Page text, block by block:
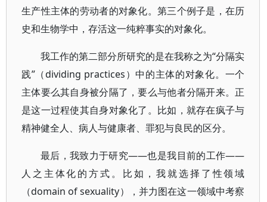
生产性主体的劳动者的对象化。第三个例子是，在历
史和生物学中，存活这一纯粹事实的对象化。
我工作的第二部分所研究的是在我称之为“分隔实
践”（dividing practices）中的主体的对象化。一个
主体要么其自身被分隔了，要么与他者分隔开来。正
是这一过程使其自身对象化了。比如，就存在疯子与
精神健全人、病人与健康者、罪犯与良民的区分。
最后，我致力于研究——也是我目前的工作——
人之主体化的方式。比如，我就选择了性领域
（domain of sexuality），并力图在这一领域中考察